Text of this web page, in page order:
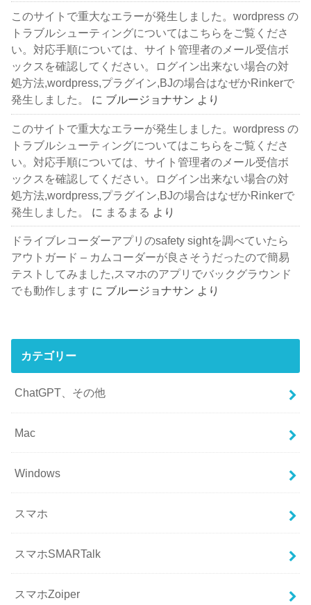
このサイトで重大なエラーが発生しました。wordpress の
トラブルシューティングについてはこちらをご覧くださ
い。対応手順については、サイト管理者のメール受信ボ
ックスを確認してください。ログイン出来ない場合の対
処方法,wordpress,プラグイン,BJの場合はなぜかRinkerで
発生しました。
に ブルージョナサン より
このサイトで重大なエラーが発生しました。wordpress の
トラブルシューティングについてはこちらをご覧くださ
い。対応手順については、サイト管理者のメール受信ボ
ックスを確認してください。ログイン出来ない場合の対
処方法,wordpress,プラグイン,BJの場合はなぜかRinkerで
発生しました。
に まるまる より
ドライブレコーダーアプリのsafety sightを調べていたら
アウトガード – カムコーダーが良さそうだったので簡易
テストしてみました,スマホのアプリでバックグラウンド
でも動作します に ブルージョナサン より
カテゴリー
ChatGPT、その他
Mac
Windows
スマホ
スマホSMARTalk
スマホZoiper